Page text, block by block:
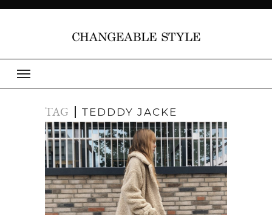
TAG TEDDDY JACKE